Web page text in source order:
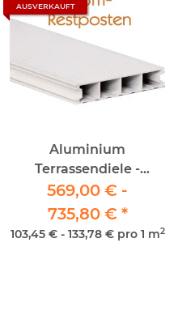
AUSVERKAUFT
Aluminium
Terrassendiele -
Reinweiß - RAL 9010 /
5,5m² RESTPOSTEN
569,00 € -
735,80 € *
103,45 € - 133,78 € pro 1 m2